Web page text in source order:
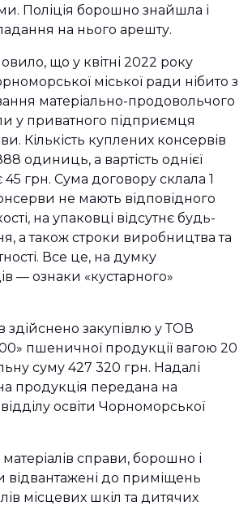
Поліція борошно знайшла і
на нього арешту.
що у квітні 2022 року
міської ради нібито з
матеріально-продовольчого
у приватного підприємця
Кількість куплених консервів
одиниць, а вартість однієї
грн. Сума договору склала 1
не мають відповідного
на упаковці відсутнє будь-
а також строки виробництва та
Все це, на думку
— ознаки «кустарного»
здійснено закупівлю у ТОВ
пшеничної продукції вагою 20
суму 427 320 грн. Надалі
продукція передана на
освіти Чорноморської
справи, борошно і
відвантажені до приміщень
місцевих шкіл та дитячих